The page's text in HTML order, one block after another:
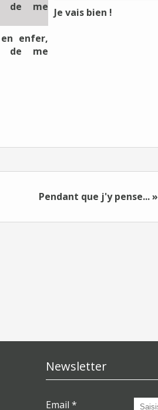
enfer,
de me
Je vais bien !
Pendant que j'y pense... »
Newsletter
Email